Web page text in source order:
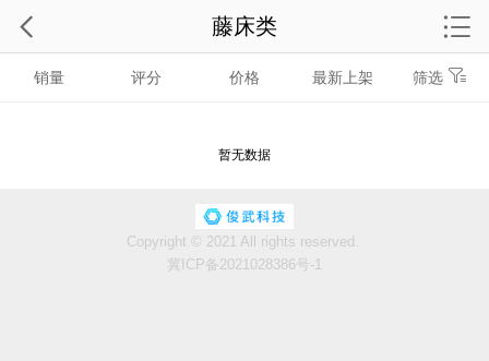
销量 评分 价格 最新上架 筛选
暂无数据
藤床类
Copyright © 2021 All rights reserved.
冀ICP备2021028386号-1